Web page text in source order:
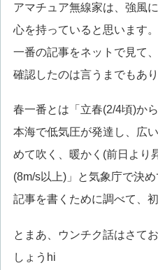
アマチュア無線家は、強風
心を持っていると思います
一番の記事をネットで見て
確認したのは言うまでもあ
春一番とは「立春(2/4頃)か
本海で低気圧が発達し、広
めて吹く、暖かく(前日より
(8m/s以上)」と気象庁で決
記事を書くために調べて、
とまあ、ウンチク話はさて
しょうhi